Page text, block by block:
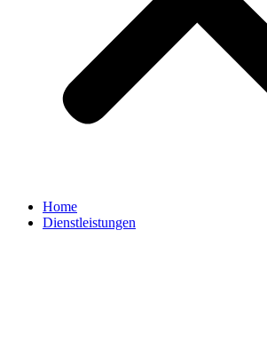
Home
Dienstleistungen